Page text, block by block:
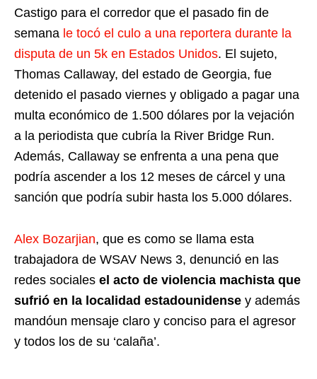
Castigo para el corredor que el pasado fin de
semana le tocó el culo a una reportera durante la
disputa de un 5k en Estados Unidos. El sujeto,
Thomas Callaway, del estado de Georgia, fue
detenido el pasado viernes y obligado a pagar una
multa económico de 1.500 dólares por la vejación
a la periodista que cubría la River Bridge Run.
Además, Callaway se enfrenta a una pena que
podría ascender a los 12 meses de cárcel y una
sanción que podría subir hasta los 5.000 dólares.
Alex Bozarjian, que es como se llama esta
trabajadora de WSAV News 3, denunció en las
redes sociales el acto de violencia machista que
sufrió en la localidad estadounidense y además
mandóun mensaje claro y conciso para el agresor
y todos los de su ‘calaña’.